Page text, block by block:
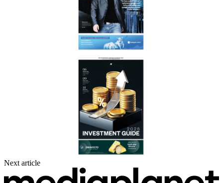
Next article